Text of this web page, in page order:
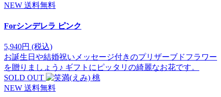
NEW 送料無料
Forシンデレラ ピンク
5,940円 (税込)
お誕生日や結婚祝いメッセージ付きのプリザーブドフラワー
を贈りましょう♪ ギフトにピッタリの綺麗なお花です。
SOLD OUT
NEW 送料無料